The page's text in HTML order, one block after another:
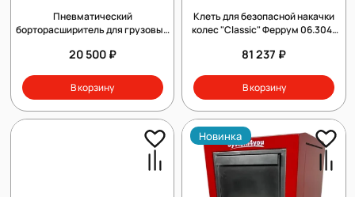
Пневматический
борторасширитель для грузовых
20 500 ₽
В корзину
Клеть для безопасной накачки
колес "Classic" Феррум 06.304-
81 237 ₽
В корзину
Новинка